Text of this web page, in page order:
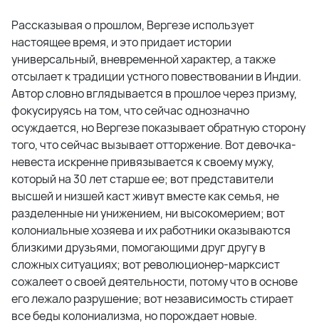
Рассказывая о прошлом, Вергезе использует
настоящее время, и это придает истории
универсальный, вневременной характер, а также
отсылает к традиции устного повествовании в Индии.
Автор словно вглядывается в прошлое через призму,
фокусируясь на том, что сейчас однозначно
осуждается, но Вергезе показывает обратную сторону
того, что сейчас вызывает отторжение. Вот девочка-
невеста искренне привязывается к своему мужу,
который на 30 лет старше ее; вот представители
высшей и низшей каст живут вместе как семья, не
разделенные ни унижением, ни высокомерием; вот
колониальные хозяева и их работники оказываются
близкими друзьями, помогающими друг другу в
сложных ситуациях; вот революционер-марксист
сожалеет о своей деятельности, потому что в основе
его лежало разрушение; вот независимость стирает
все беды колониализма, но порождает новые.